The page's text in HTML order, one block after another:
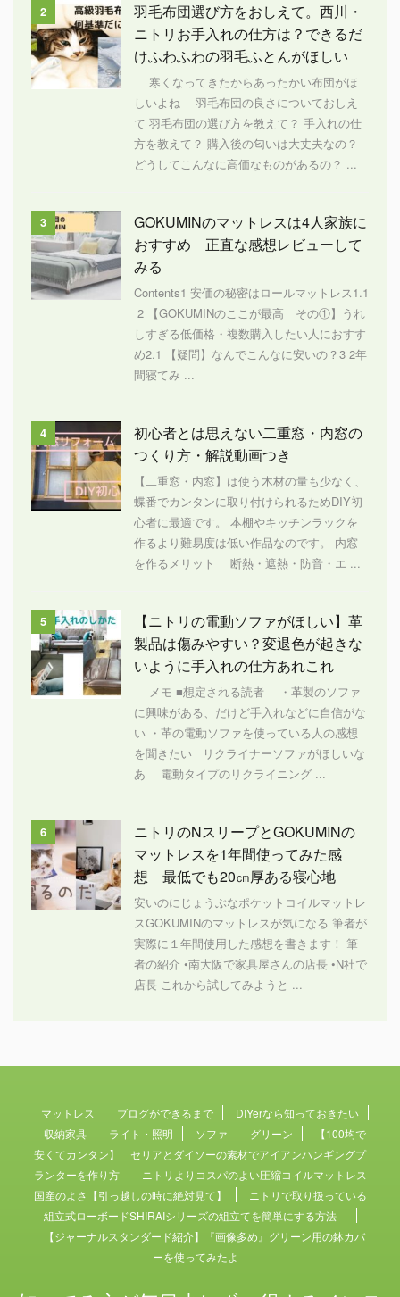
2
羽毛布団選び方をおしえて。西川・
ニトリお手入れの仕方は？できるだ
けふわふわの羽毛ふとんがほしい
寒くなってきたからあったかい布団がほ
しいよね 羽毛布団の良さについておしえ
て 羽毛布団の選び方を教えて？ 手入れの仕
方を教えて？ 購入後の匂いは大丈夫なの？
どうしてこんなに高価なものがあるの？ ...
3
GOKUMINのマットレスは4人家族に
おすすめ 正直な感想レビューして
みる
Contents1 安価の秘密はロールマットレス1.1
2 【GOKUMINのここが最高 その①】うれ
しすぎる低価格・複数購入したい人におすす
め2.1 【疑問】なんでこんなに安いの？3 2年
間寝てみ ...
4
初心者とは思えない二重窓・内窓の
つくり方・解説動画つき
【二重窓・内窓】は使う木材の量も少なく、
蝶番でカンタンに取り付けられるためDIY初
心者に最適です。 本棚やキッチンラックを
作るより難易度は低い作品なのです。 内窓
を作るメリット 断熱・遮熱・防音・エ ...
5
【ニトリの電動ソファがほしい】革
製品は傷みやすい？変退色が起きな
いように手入れの仕方あれこれ
メモ ■想定される読者 ・革製のソファ
に興味がある、だけど手入れなどに自信がな
い ・革の電動ソファを使っている人の感想
を聞きたい リクライナーソファがほしいな
あ 電動タイプのリクライニング ...
6
ニトリのNスリープとGOKUMINの
マットレスを1年間使ってみた感
想 最低でも20㎝厚ある寝心地
安いのにじょうぶなポケットコイルマットレ
スGOKUMINのマットレスが気になる 筆者が
実際に１年間使用した感想を書きます！ 筆
者の紹介 •南大阪で家具屋さんの店長 •N社で
店長 これから試してみようと ...
マットレス ブログができるまで
DIYerなら知っておきたい
収納家具
ライト・照明 ソファ グリーン
【100均で
安くてカンタン】 セリアとダイソーの素材でアイアンハンギングプ
ランターを作り方
ニトリよりコスパのよい圧縮コイルマットレス
国産のよさ【引っ越しの時に絶対見て】
ニトリで取り扱っている
組立式ローボードSHIRAIシリーズの組立てを簡単にする方法
【ジャーナルスタンダード紹介】『画像多め』グリーン用の鉢カバ
ーを使ってみたよ